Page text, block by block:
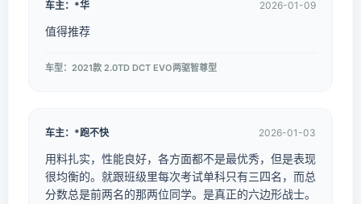
车主：*华 2026-01-09
值得推荐
车型：2021款 2.0TD DCT EVO两驱智尊型
车主：*跑不快 2026-01-03
用料扎实，性能良好，各方面都不是最优秀，但是表现
很均衡的。就跟班级里每次考试单科只有三四名，而总
分数总是前两名的那两位同学。是真正的六边形战士。